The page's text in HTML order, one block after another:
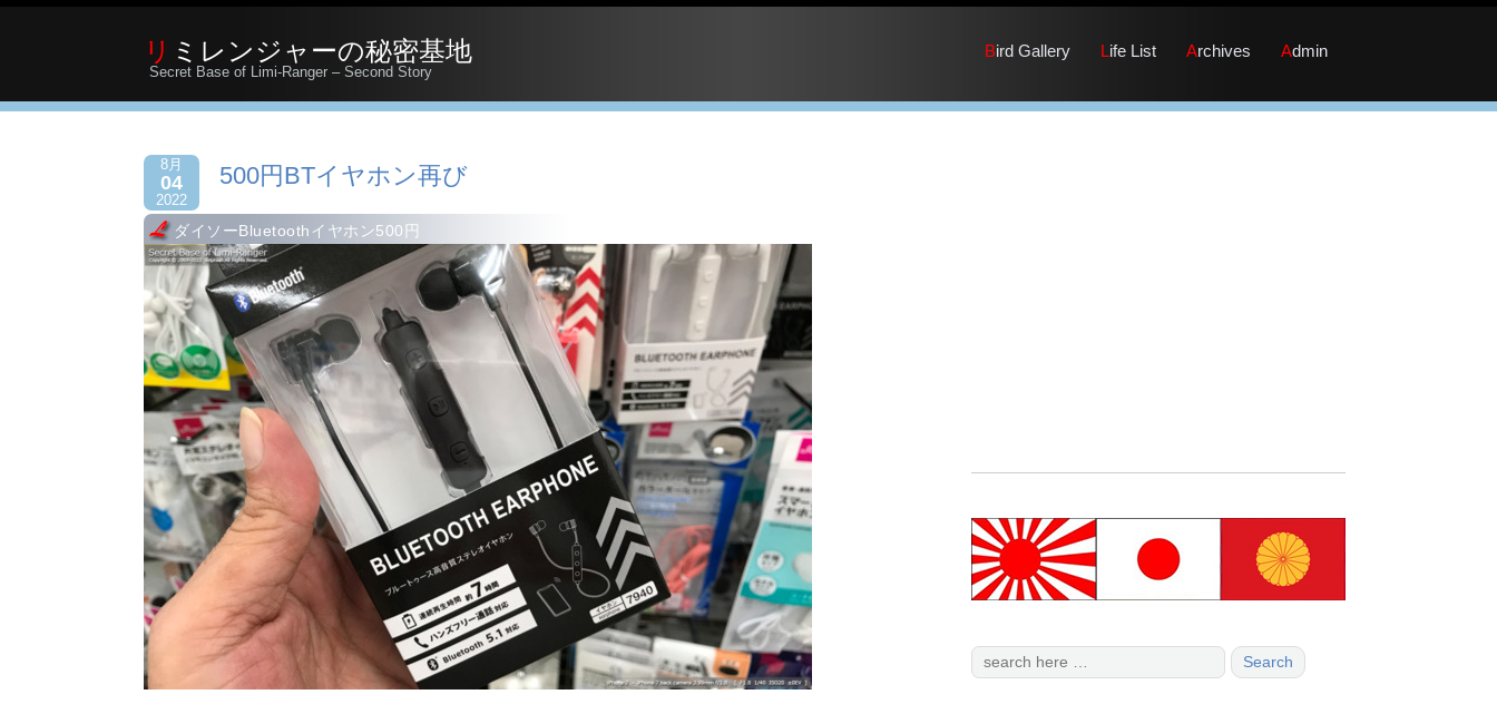
リミレンジャーの秘密基地
Secret Base of Limi-Ranger – Second Story
Bird Gallery Life List Archives Admin
8月
04
2022
500円BTイヤホン再び
ダイソーBluetoothイヤホン500円